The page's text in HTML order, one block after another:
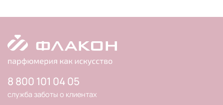
8 800 101 04 05
служба заботы о клиентах